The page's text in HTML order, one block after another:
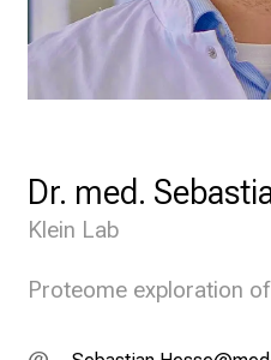
Dr. med.
Klein Lab
Proteome exploration